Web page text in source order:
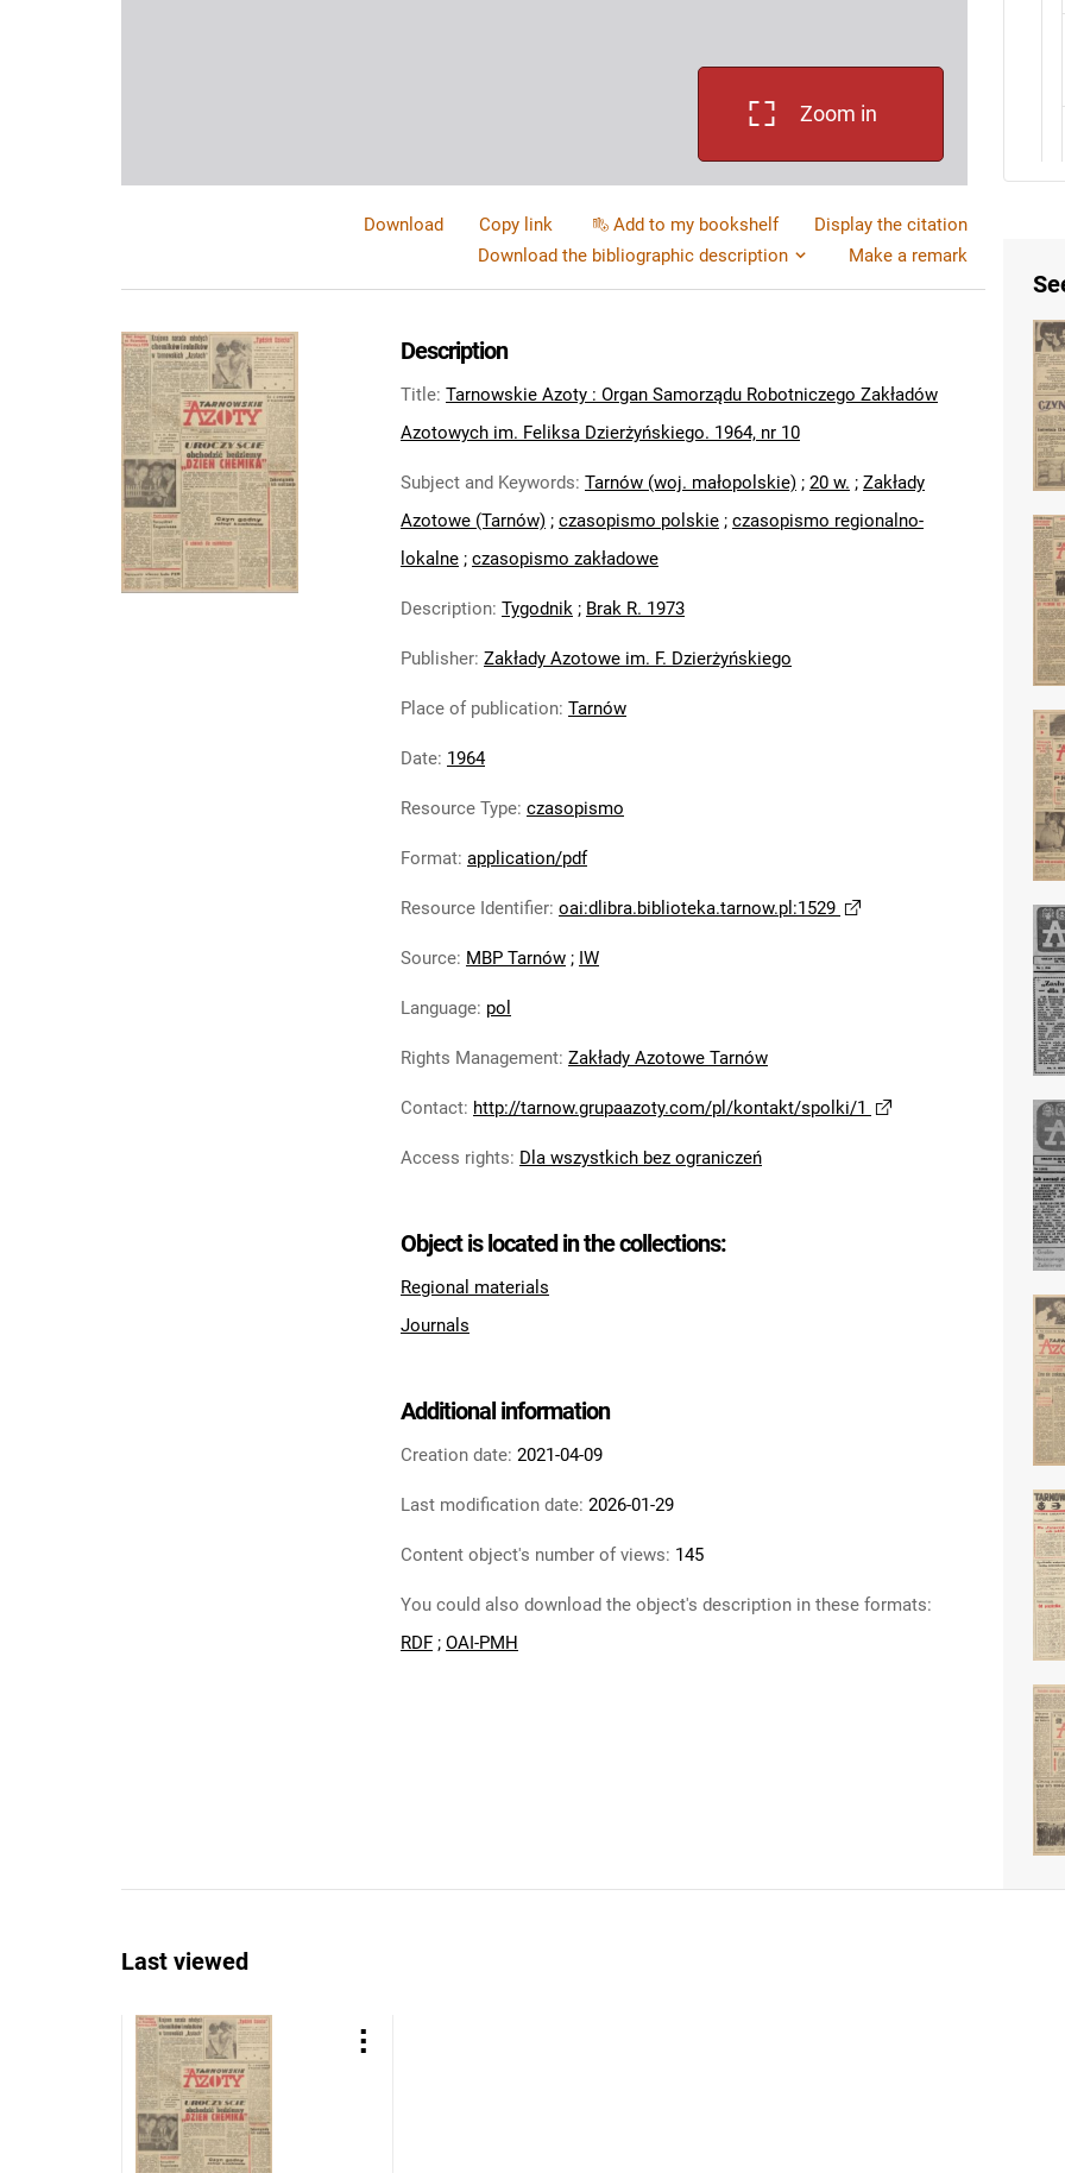
Zoom in
Download Copy link Add to my bookshelf
Display the citation
Download the bibliographic description
Make a remark
Description
Title: Tarnowskie Azoty : Organ Samorządu Robotniczego Zakładów
Azotowych im. Feliksa Dzierżyńskiego. 1964, nr 10
Subject and Keywords: Tarnów (woj. małopolskie) ; 20 w. ; Zakłady
Azotowe (Tarnów) ; czasopismo polskie ; czasopismo regionalno-
lokalne ; czasopismo zakładowe
Description: Tygodnik ; Brak R. 1973
Publisher: Zakłady Azotowe im. F. Dzierżyńskiego
Place of publication: Tarnów
Date: 1964
Resource Type: czasopismo
Format: application/pdf
Resource Identifier: oai:dlibra.biblioteka.tarnow.pl:1529
Source: MBP Tarnów ; IW
Language: pol
Rights Management: Zakłady Azotowe Tarnów
Contact: http://tarnow.grupaazoty.com/pl/kontakt/spolki/1
Access rights: Dla wszystkich bez ograniczeń
Object is located in the collections:
Regional materials
Journals
Additional information
Creation date: 2021-04-09
Last modification date: 2026-01-29
Content object's number of views: 145
You could also download the object's description in these formats:
RDF ; OAI-PMH
Last viewed